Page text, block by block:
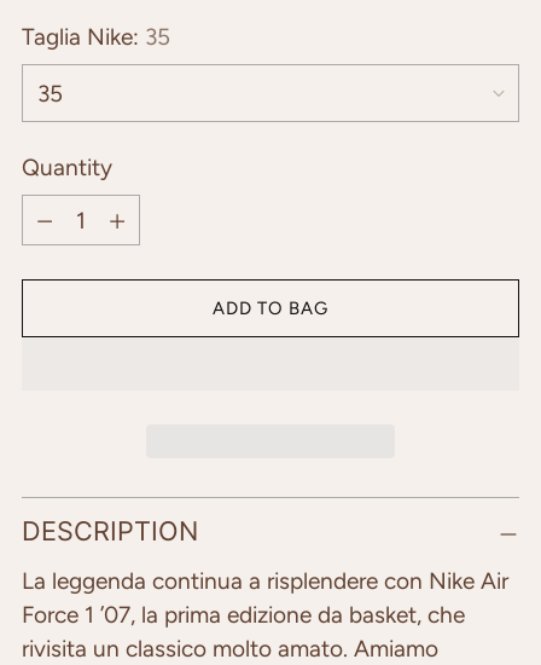
Taglia Nike: 35
Quantity
Quantity
ADD TO BAG
Adding
product
to
your
cart
DESCRIPTION
La leggenda continua a risplendere con Nike Air
Force 1 ’07, la prima edizione da basket, che
rivisita un classico molto amato. Amiamo